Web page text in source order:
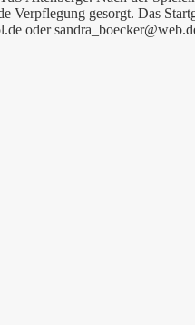
Verpflegung gesorgt. Das
oder